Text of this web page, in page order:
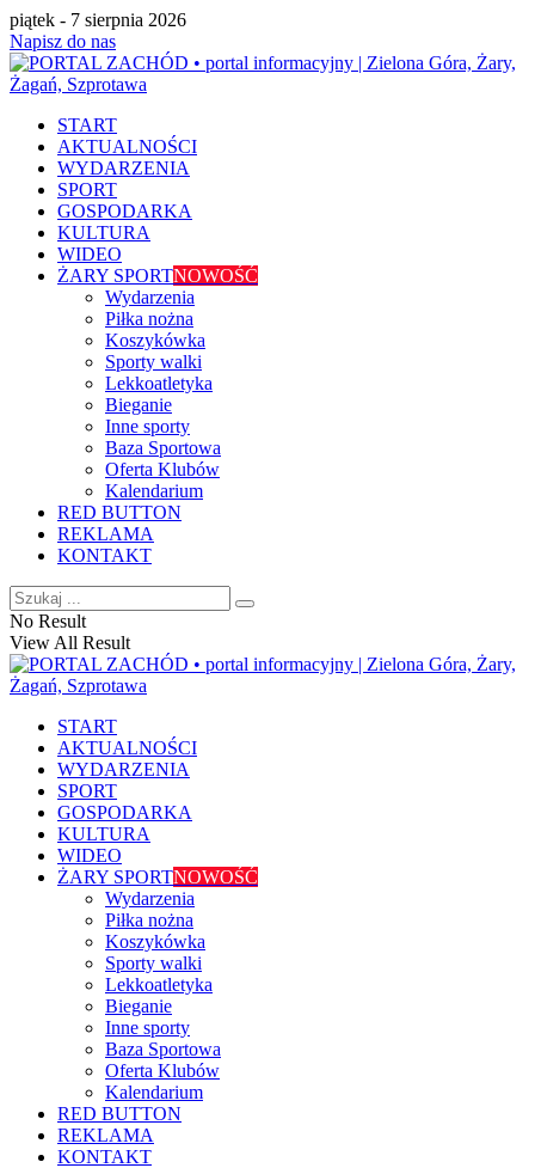
piątek - 7 sierpnia 2026
Napisz do nas
START
AKTUALNOŚCI
WYDARZENIA
SPORT
GOSPODARKA
KULTURA
WIDEO
ŻARY SPORTNOWOŚĆ
Wydarzenia
Piłka nożna
Koszykówka
Sporty walki
Lekkoatletyka
Bieganie
Inne sporty
Baza Sportowa
Oferta Klubów
Kalendarium
RED BUTTON
REKLAMA
KONTAKT
No Result
View All Result
START
AKTUALNOŚCI
WYDARZENIA
SPORT
GOSPODARKA
KULTURA
WIDEO
ŻARY SPORTNOWOŚĆ
Wydarzenia
Piłka nożna
Koszykówka
Sporty walki
Lekkoatletyka
Bieganie
Inne sporty
Baza Sportowa
Oferta Klubów
Kalendarium
RED BUTTON
REKLAMA
KONTAKT